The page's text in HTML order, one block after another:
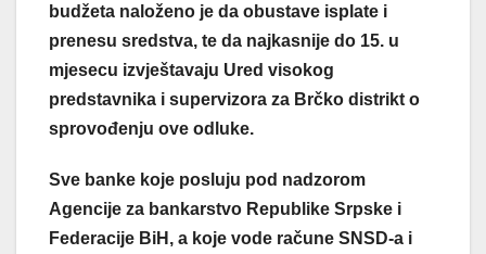
budžeta naloženo je da obustave isplate i
prenesu sredstva, te da najkasnije do 15. u
mjesecu izvještavaju Ured visokog
predstavnika i supervizora za Brčko distrikt o
sprovođenju ove odluke.
Sve banke koje posluju pod nadzorom
Agencije za bankarstvo Republike Srpske i
Federacije BiH, a koje vode račune SNSD-a i